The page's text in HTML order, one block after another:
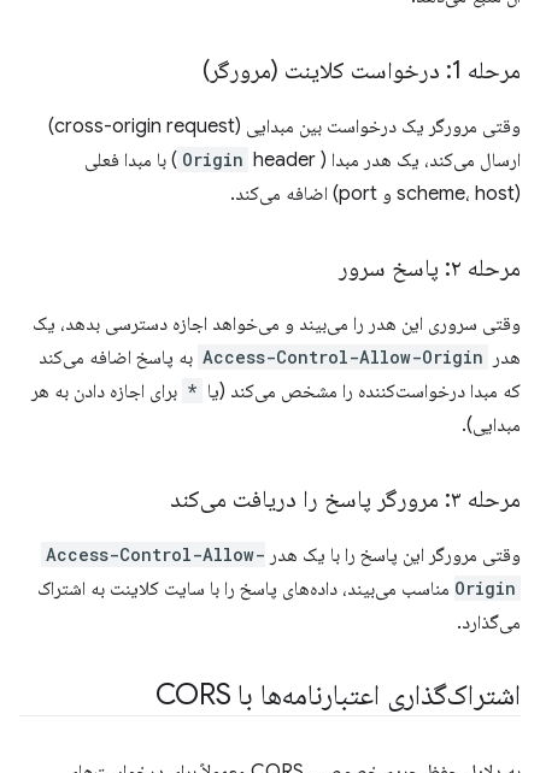
مرحله 1: درخواست کلاینت (مرورگر)
وقتی مرورگر یک درخواست بین مبدایی (cross-origin request)
ارسال می‌کند، یک هدر مبدا (
Origin header) با مبدا فعلی
(scheme، host و port) اضافه می‌کند.
مرحله ۲: پاسخ سرور
وقتی سروری این هدر را می‌بیند و می‌خواهد اجازه دسترسی بدهد، یک
هدر
Access-Control-Allow-Origin به پاسخ اضافه می‌کند
که مبدا درخواست‌کننده را مشخص می‌کند (یا * برای اجازه دادن به هر
مبدایی).
مرحله ۳: مرورگر پاسخ را دریافت می‌کند
وقتی مرورگر این پاسخ را با یک هدر Access-Control-Allow-
Origin مناسب می‌بیند، داده‌های پاسخ را با سایت کلاینت به اشتراک
می‌گذارد.
اشتراک‌گذاری اعتبارنامه‌ها با CORS